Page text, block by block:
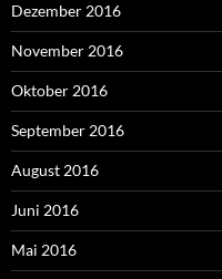
Dezember 2016
November 2016
Oktober 2016
September 2016
August 2016
Juni 2016
Mai 2016